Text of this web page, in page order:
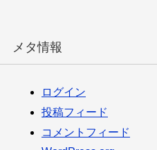
メタ情報
ログイン
投稿フィード
コメントフィード